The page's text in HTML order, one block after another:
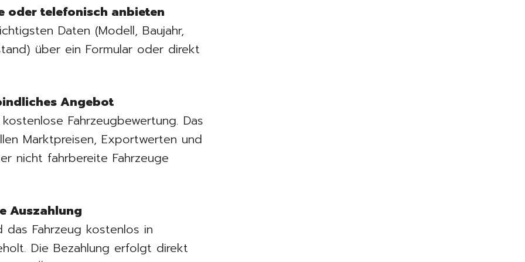
oder telefonisch anbieten
Daten (Modell, Baujahr,
über ein Formular oder direkt
Angebot
Fahrzeugbewertung. Das
Marktpreisen, Exportwerten und
nicht fahrbereite Fahrzeuge
Auszahlung
Fahrzeug kostenlos in
Die Bezahlung erfolgt direkt